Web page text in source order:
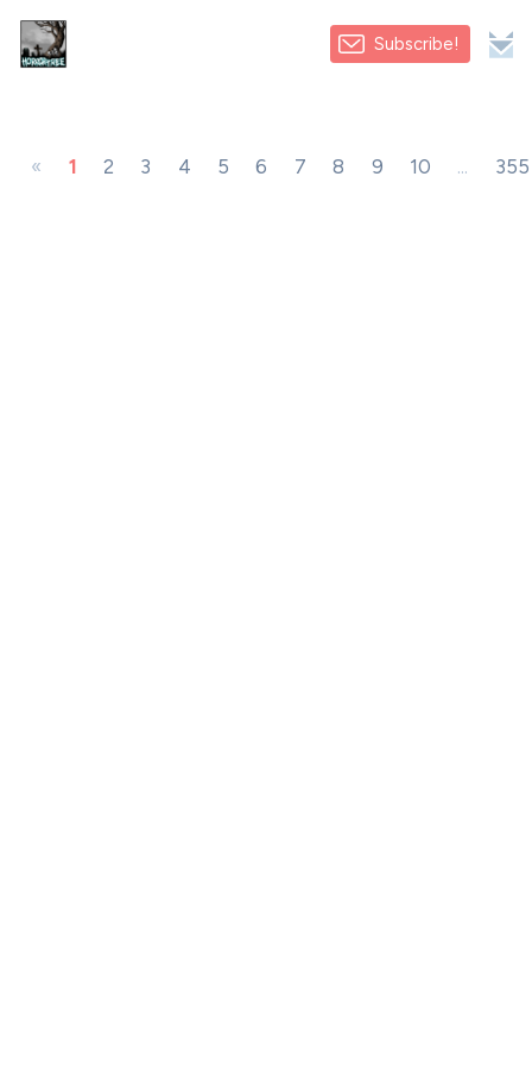
Subscribe!
« 1 2 3 4 5 6 7 8 9 10 ... 355